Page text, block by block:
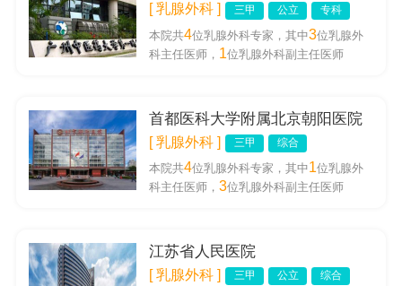
[ 乳腺外科 ] 三甲 公立 专科
本院共4位乳腺外科专家，其中3位乳腺外
科主任医师， 1位乳腺外科副主任医师
首都医科大学附属北京朝阳医院
[ 乳腺外科 ] 三甲 综合
本院共4位乳腺外科专家，其中1位乳腺外
科主任医师，3位乳腺外科副主任医师
江苏省人民医院
[ 乳腺外科 ] 三甲 公立 综合